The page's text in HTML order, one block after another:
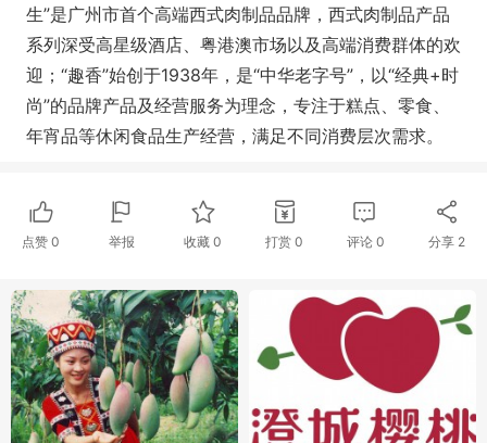
生”是广州市首个高端西式肉制品品牌，西式肉制品产品
系列深受高星级酒店、粤港澳市场以及高端消费群体的欢
迎；“趣香”始创于1938年，是“中华老字号”，以“经典+时
尚”的品牌产品及经营服务为理念，专注于糕点、零食、
年宵品等休闲食品生产经营，满足不同消费层次需求。
点赞 0 举报 收藏0 打赏 0 评论 0 分享 2